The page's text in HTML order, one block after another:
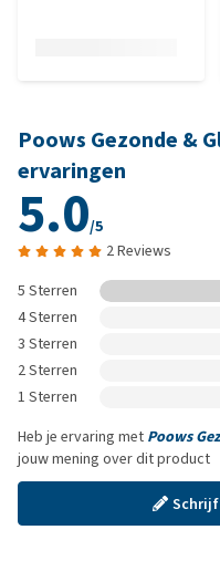
Poows Gezonde &
ervaringen
5.0/5
2 Reviews
5 Sterren
4 Sterren
3 Sterren
2 Sterren
1 Sterren
Heb je ervaring met Poows
jouw mening over dit product
Schrijf